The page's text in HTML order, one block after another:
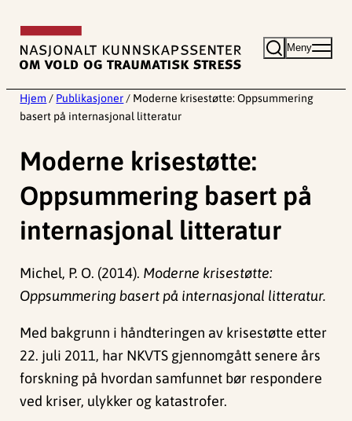
innhold
Meny
Hjem / Publikasjoner / Moderne krisestøtte: Oppsummering
basert på internasjonal litteratur
Moderne krisestøtte:
Oppsummering basert på
internasjonal litteratur
Michel, P. O. (2014). Moderne krisestøtte:
Oppsummering basert på internasjonal litteratur.
Med bakgrunn i håndteringen av krisestøtte etter
22. juli 2011, har NKVTS gjennomgått senere års
forskning på hvordan samfunnet bør respondere
ved kriser, ulykker og katastrofer.